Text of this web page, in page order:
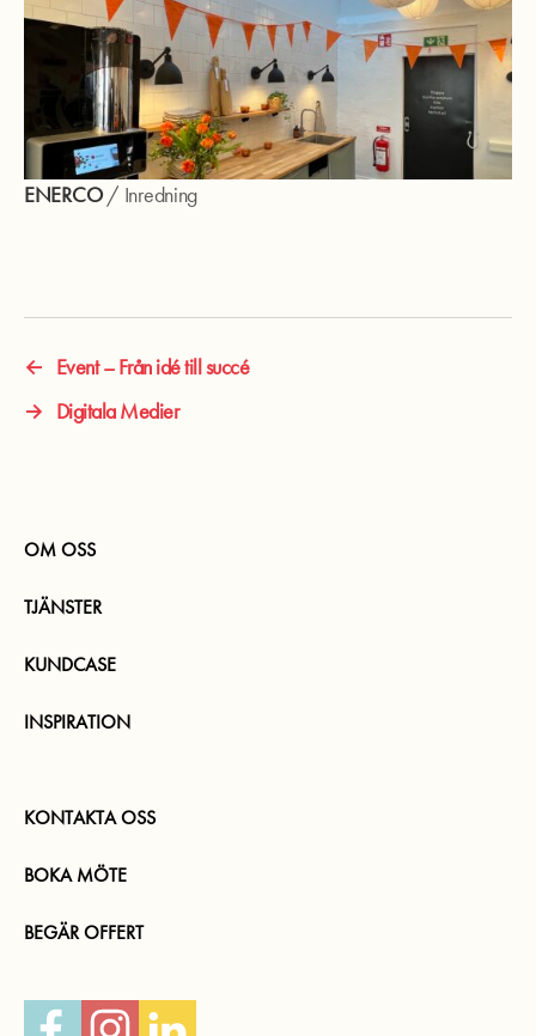
ENERCO/ Inredning
←
Event – Från idé till succé
→
Digitala Medier
OM OSS
TJÄNSTER
KUNDCASE
INSPIRATION
KONTAKTA OSS
BOKA MÖTE
BEGÄR OFFERT
FacebookInstagram
LinkedIn